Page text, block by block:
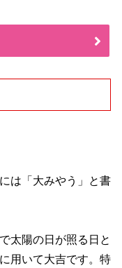
は「大みやう」と書
太陽の日が照る日と
用いて大吉です。特